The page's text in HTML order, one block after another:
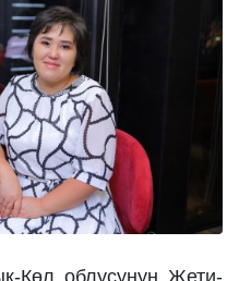
Көл облусунун Жети-